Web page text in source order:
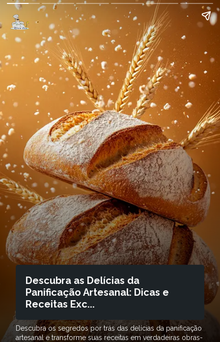
Descubra as Delícias da
Panificação Artesanal: Dicas e
Receitas Exc...
Descubra os segredos por trás das delícias da panificação
artesanal e transforme suas receitas em verdadeiras obras-